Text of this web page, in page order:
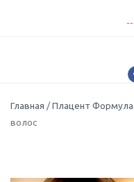
Главная /Плацент Формула
волос